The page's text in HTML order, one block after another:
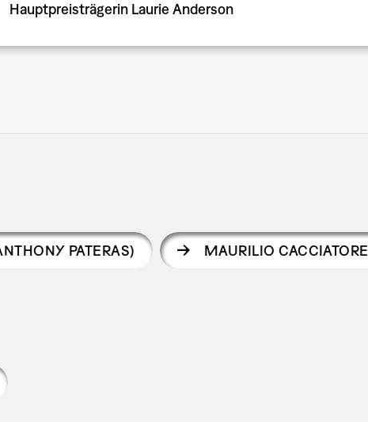
Hauptpreisträgerin Laurie Anderson
PATERAS) MAURILIO CACCIATORE